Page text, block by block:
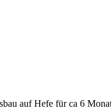
auf Hefe für ca 6